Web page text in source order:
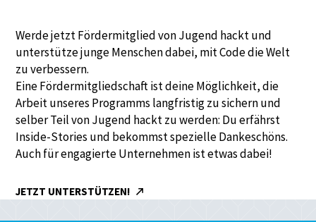
Werde jetzt Fördermitglied von Jugend hackt und
unterstütze junge Menschen dabei, mit Code die Welt
zu verbessern.
Eine Fördermitgliedschaft ist deine Möglichkeit, die
Arbeit unseres Programms langfristig zu sichern und
selber Teil von Jugend hackt zu werden: Du erfährst
Inside-Stories und bekommst spezielle Dankeschöns.
Auch für engagierte Unternehmen ist etwas dabei!
JETZT UNTERSTÜTZEN!